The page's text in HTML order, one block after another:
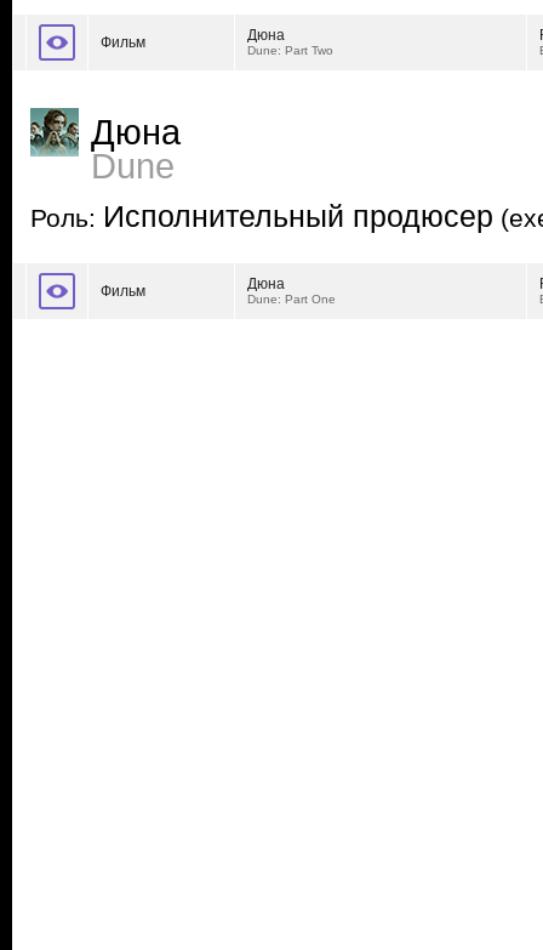
Фильм Дюна
Dune: Part Two
Дюна
Dune
Роль: Исполнительный продюсер
Фильм Дюна
Dune: Part One